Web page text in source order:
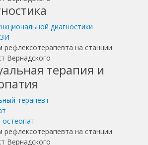
диагностики
терапия и
терапевт
остеопат